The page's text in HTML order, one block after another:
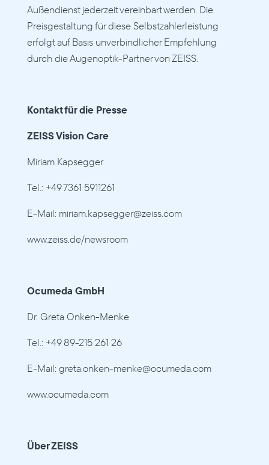
Außendienst jederzeit vereinbart werden. Die
Preisgestaltung für diese Selbstzahlerleistung
erfolgt auf Basis unverbindlicher Empfehlung
durch die Augenoptik-Partner von ZEISS.
Kontakt für die Presse
ZEISS Vision Care
Miriam Kapsegger
Tel.: +49 7361 5911261
E-Mail: miriam.kapsegger@zeiss.com
www.zeiss.de/newsroom
Ocumeda GmbH
Dr. Greta Onken-Menke
Tel.: +49 89-215 261 26
E-Mail: greta.onken-menke@ocumeda.com
www.ocumeda.com
Über ZEISS